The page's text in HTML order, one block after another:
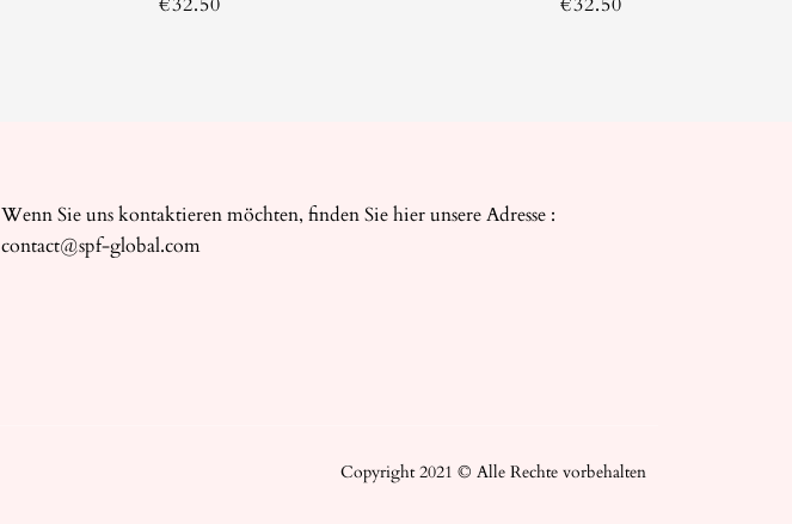
Wenn Sie uns kontaktieren möchten, finden Sie hier unsere Adresse :
contact@spf-global.com
Copyright 2021 © Alle Rechte vorbehalten